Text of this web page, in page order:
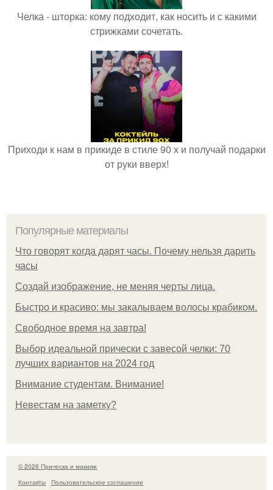
Челка - шторка: кому подходит, как носить и с какими
стрижками сочетать.
Приходи к нам в прикиде в стиле 90 х и получай подарки
от руки вверх!
Популярные материалы
Что говорят когда дарят часы. Почему нельзя дарить
часы
Создай изображение, не меняя черты лица.
Быстро и красиво: мы закалываем волосы крабиком.
Свободное время на завтра!
Выбор идеальной прически с завесой челки: 70
лучших вариантов на 2024 год
Внимание студентам. Внимание!
Невестам на заметку?
© 2026 Прическа и макияж
Контакты
Пользовательское соглашение